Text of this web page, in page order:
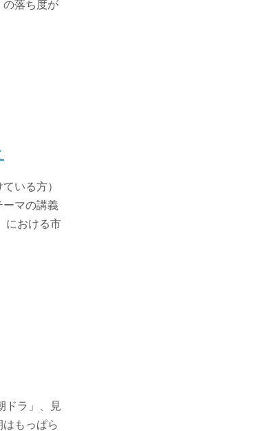
の落ち度が
いる方）
マの講義
における市
ドラ」、見
もっぱら